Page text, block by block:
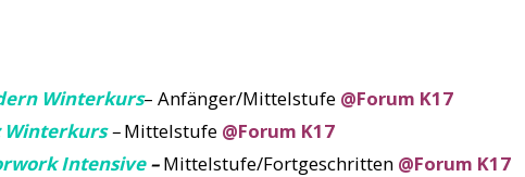
Winterkurs– Anfänger/Mittelstufe @Forum K17
Winterkurs–Mittelstufe @Forum K17
Intensive–Mittelstufe/Fortgeschritten @Forum K17